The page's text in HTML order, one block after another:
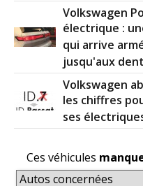
Volkswagen
électrique :
qui arrive
jusqu'aux
Volkswagen
les chiffres
ses
Ces véhicules